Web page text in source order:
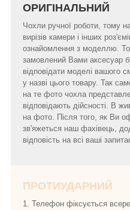
ОРИГІНАЛЬНИЙ
Чохли ручної роботи, тому
вирізів камери і інших
ознайомлення з моделлю.
замовлений Вами аксесуар
відповідати моделі вашого
у назві цього товару. Так
на те фото чохла
відповідають дійсності. В
на фото. Після того, як Ви
зв'яжеться наш фахівець,
відповість на всі ваші
ПРОТИУДАРНИЙ
1. Телефон фіксується